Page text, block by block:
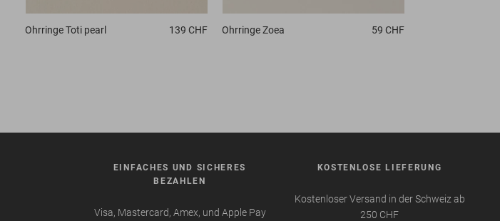
OhrringeToti pearl 139 CHF OhrringeZoea 59 CHF
EINFACHES UND SICHERES
BEZAHLEN
Visa, Mastercard, Amex, und Apple Pay
KOSTENLOSE LIEFERUNG
Kostenloser Versand in der Schweiz ab
250 CHF